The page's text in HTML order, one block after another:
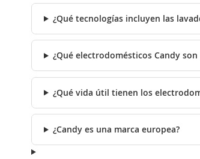
¿Qué tecnologías incluyen las
¿Qué electrodomésticos Candy
¿Qué vida útil tienen los
¿Candy es una marca europea?